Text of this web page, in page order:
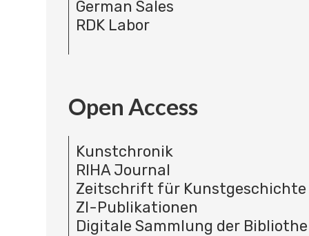
German Sales
RDK Labor
Open Access
Kunstchronik
RIHA Journal
Zeitschrift für Kunstgeschichte
ZI-Publikationen
Digitale Sammlung der